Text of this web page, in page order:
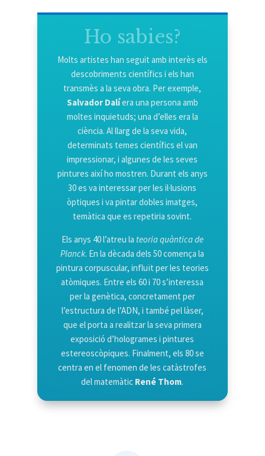
Ho sabies?
Molts artistes han seguit amb interès els
descobriments científics i els han
transmès a la seva obra. Per exemple,
Salvador Dalíera una persona amb
moltes inquietuds; una d’elles era la
ciència. Al llarg de la seva vida,
determinats temes científics el van
impressionar, i algunes de les seves
pintures així ho mostren. Durant els anys
30 es va interessar per les il·lusions
òptiques i va pintar dobles imatges,
temàtica que es repetiria sovint.
Els anys 40 l’atreu la teoria quàntica de
Planck. En la dècada dels 50 comença la
pintura corpuscular, influït per les teories
atòmiques. Entre els 60 i 70 s’interessa
per la genètica, concretament per
l’estructura de l’ADN, i també pel làser,
que el porta a realitzar la seva primera
exposició d’hologrames i pintures
estereoscòpiques. Finalment, els 80 se
centra en el fenomen de les catàstrofes
del matemàtic René Thom.